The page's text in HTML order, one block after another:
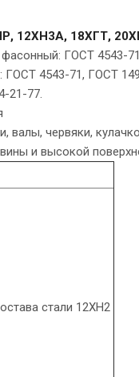
12ХН3А, 18ХГТ,
ГОСТ
ГОСТ 4543-71, ГОСТ
21-77.
валы, червяки,
и высокой